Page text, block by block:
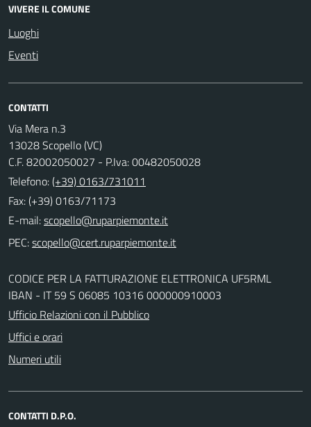
VIVERE IL COMUNE
Luoghi
Eventi
CONTATTI
Via Mera n.3
13028 Scopello (VC)
C.F. 82002050027 - P.Iva: 00482050028
Telefono:(+39) 0163/731011
Fax: (+39) 0163/71173
E-mail:
PEC:
CODICE PER LA FATTURAZIONE ELETTRONICA UF5RML
IBAN - IT 59 S 06085 10316 000000910003
Ufficio Relazioni con il Pubblico
Uffici e orari
Numeri utili
CONTATTI D.P.O.